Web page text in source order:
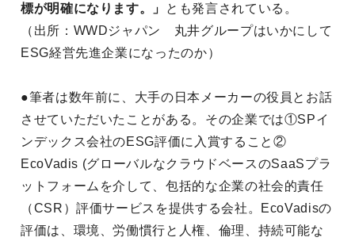
標が明確になります。」
とも発言されている。
（出所：WWDジャパン 丸井グループはいかにして
ESG経営先進企業になったのか）
●筆者は数年前に、大手の日本メーカーの役員とお話
させていただいたことがある。その企業では①SPイ
ンデックス会社のESG評価に入賞すること②
EcoVadis (グローバルなクラウドベースのSaaSプラ
ットフォームを介して、包括的な企業の社会的責任
（CSR）評価サービスを提供する会社。EcoVadisの
評価は、環境、労働慣行と人権、倫理、持続可能な